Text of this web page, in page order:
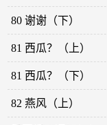
80 谢谢（下）
81 西瓜？（上）
81 西瓜？（下）
82 燕风（上）